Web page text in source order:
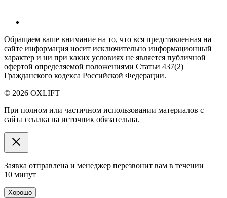
Обращаем ваше внимание на то, что вся представленная на
сайте информация носит исключительно информационный
характер и ни при каких условиях не является публичной
офертой определяемой положениями Статьи 437(2)
Гражданского кодекса Российской Федерации.
© 2026 OXLIFT
При полном или частичном использовании материалов с
сайта ссылка на источник обязательна.
Заявка отправлена и менеджер перезвонит вам в течении
10 минут
Хорошо